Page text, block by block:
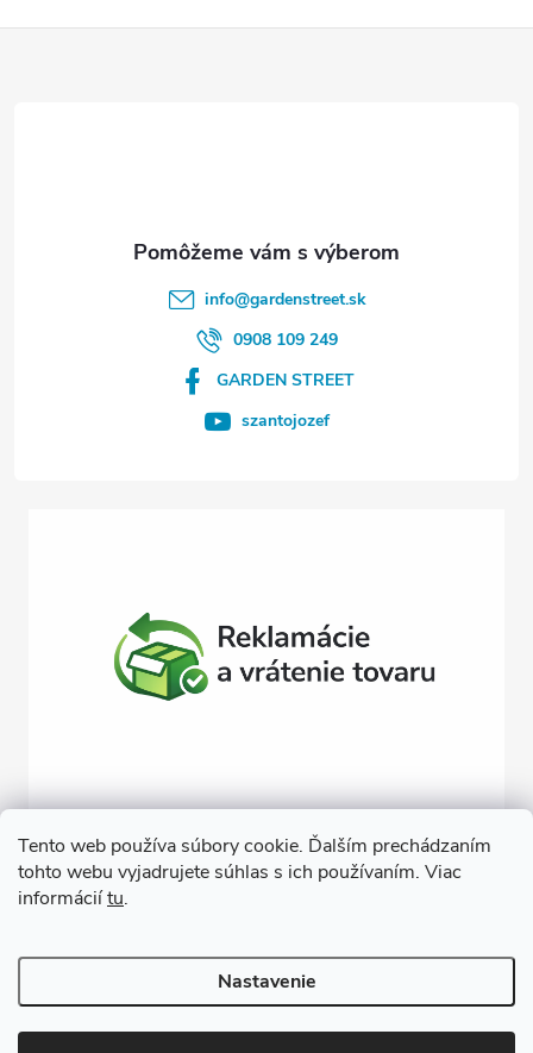
Tento web používa súbory cookie. Ďalším prechádzaním
tohto webu vyjadrujete súhlas s ich používaním. Viac
informáciítu.
Nastavenie
info@gardenstreet.sk
0908 109 249
GARDEN STREET
szantojozef
Závlahy svojpomocne
Návody na montáž závlahy
Cenová ponuka na závlahu
Copyright 2026GARDEN STREET. Všetky práva vyhradené.